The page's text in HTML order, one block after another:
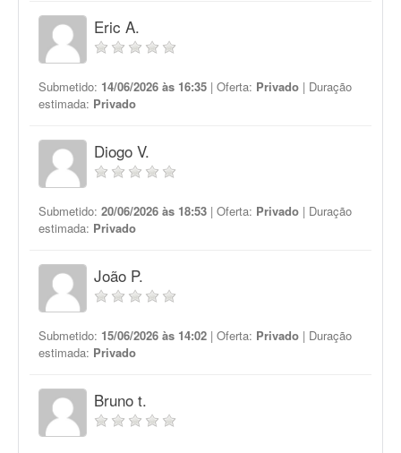
Eric A.
Submetido: 14/06/2026 às 16:35 | Oferta: Privado | Duração
estimada: Privado
Diogo V.
Submetido: 20/06/2026 às 18:53 | Oferta: Privado | Duração
estimada: Privado
João P.
Submetido: 15/06/2026 às 14:02 | Oferta: Privado | Duração
estimada: Privado
Bruno t.